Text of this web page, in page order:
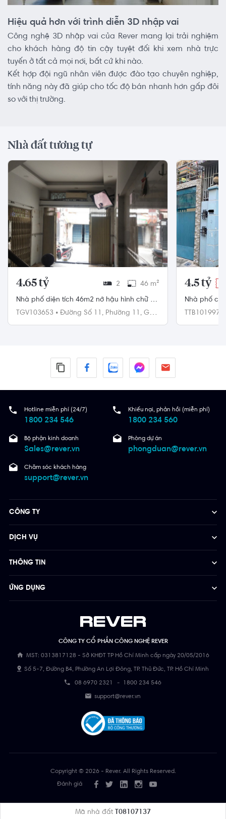
Mã nhà đất T08107137
Hiệu quả hơn với trình diễn 3D nhập vai
Công nghệ 3D nhập vai của Rever mang lại trải nghiệm
cho khách hàng độ tin cậy tuyệt đối khi xem nhà trực
tuyến ở tất cả mọi nơi, bất cứ khi nào.
Kết hợp đội ngũ nhân viên được đào tạo chuyên nghiệp,
tính năng này đã giúp cho tốc độ bán nhanh hơn gấp đôi
so với thị trường.
Nhà đất tương tự
4.65 tỷ 2 46 m²
Nhà phố diện tích 46m2 nở hậu hình chữ L
rất đẹp.
TGV103653 • Đường Số 11, Phường 11, Gò
4.5 tỷ
Nhà phố có
1 trệt, 1
TTB101997
Hotline miễn phí (24/7)
1800 234 546
Khiếu nại, phản hồi (miễn phí)
1800 234 560
Bộ phận kinh doanh
Sales@rever.vn
Phòng dự án
phongduan@rever.vn
Chăm sóc khách hàng
support@rever.vn
CÔNG TY CỔ PHẦN CÔNG NGHỆ REVER
MST: 0313817128 - Sở KHĐT TP Hồ Chí Minh cấp ngày 20/05/2016
Số 5-7, Đường B4, Phường An Lợi Đông, TP. Thủ Đức, TP. Hồ Chí Minh
08 6970 2321 - 1800 234 546
support@rever.vn
CÔNG TY
DỊCH VỤ
THÔNG TIN
ỨNG DỤNG
Copyright © 2026 - Rever. All Rights Reserved.
Đánh giá